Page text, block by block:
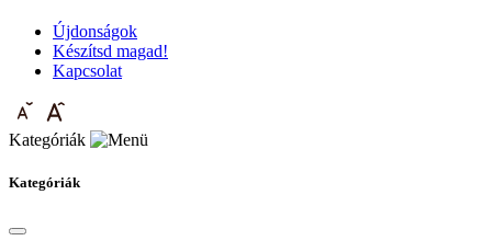
Újdonságok
Készítsd magad!
Kapcsolat
Kategóriák
Kategóriák